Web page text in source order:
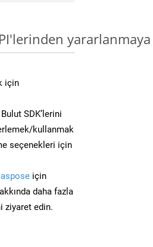
yararlanmaya
için
SDK’lerini
kullanmak
seçenekleri için
için
daha fazla
ziyaret edin.